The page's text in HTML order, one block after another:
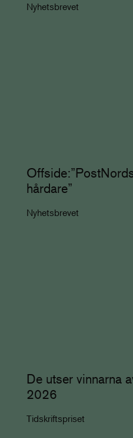
Nyhetsbrevet
hårdare”
Nyhetsbrevet
De utser vinnarna
2026
Tidskriftspriset